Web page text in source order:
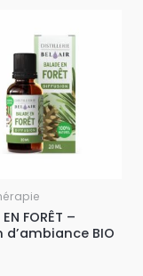
EN FORÊT –
d’ambiance BIO